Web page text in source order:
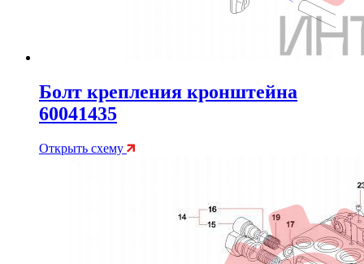
Болт крепления кронштейна
60041435
Открыть схему